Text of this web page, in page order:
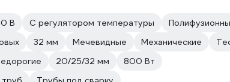
В С регулятором температуры
32 мм Мечевидные Механические
20/25/32 мм
800 Вт